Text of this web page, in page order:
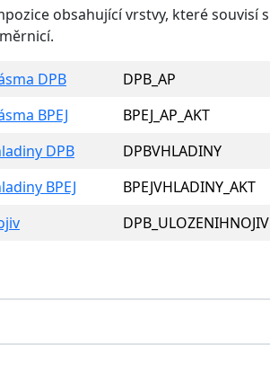
obsahující vrstvy, které souvisí s
DPB
DPB_AP
BPEJ
BPEJ_AP_AKT
DPB
DPBVHLADINY
BPEJ
BPEJVHLADINY_AKT
DPB_ULOZENIHNOJIV